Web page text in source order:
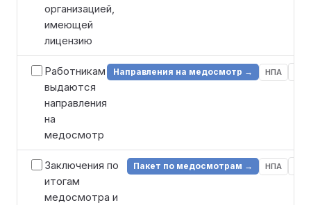
организацией,
имеющей
лицензию
Работникам
выдаются
направления
на
медосмотр
Направления на медосмотр → НПА
Заключения по
итогам
медосмотра и
Пакет по медосмотрам → НПА